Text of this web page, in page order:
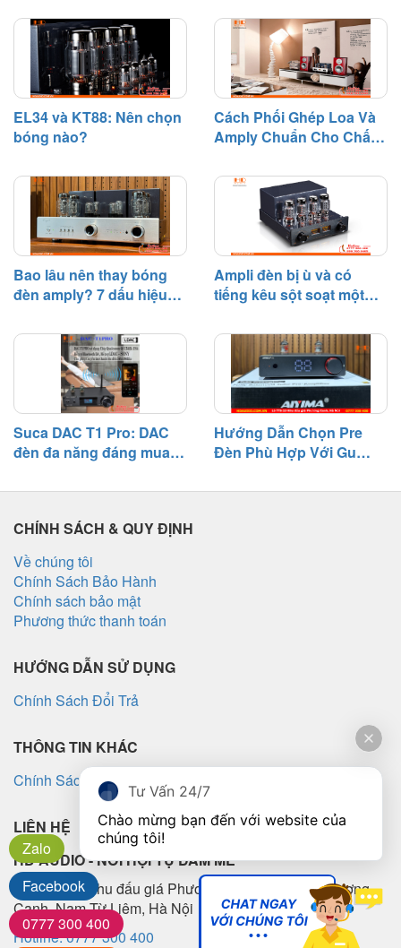
kiện có tuổi thọ nhất định và sẽ
dần suy giảm hiệu suất sau một
thời gian hoạt động.
EL34 và KT88: Nên chọn
bóng nào?
Cách Phối Ghép Loa Và
Amply Chuẩn Cho Chất
Bao lâu nên thay bóng
đèn amply? 7 dấu hiệu
Ampli đèn bị ù và có
tiếng kêu sột soạt một
cách khắc phục
Suca DAC T1 Pro: DAC
đèn đa năng đáng mua
Hướng Dẫn Chọn Pre
Đèn Phù Hợp Với Gu
CHÍNH SÁCH & QUY ĐỊNH
Về chúng tôi
Chính Sách Bảo Hành
Chính sách bảo mật
Phương thức thanh toán
HƯỚNG DẪN SỬ DỤNG
Chính Sách Đổi Trả
THÔNG TIN KHÁC
Chính Sách Vận Chuyển
LIÊN HỆ
HD AUDIO - NƠI HỘI TỤ ĐAM MÊ
Lô TT5-10, Khu đấu giá Phương Canh, Phường Phương
Canh, Nam Từ Liêm, Hà Nội
Hotline: 0777 300 400
Zalo
Facebook
0777 300 400
Tư Vấn 24/7
Chào mừng bạn đến với website của
chúng tôi!